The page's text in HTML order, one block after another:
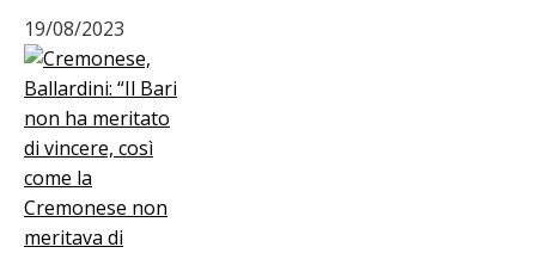
19/08/2023